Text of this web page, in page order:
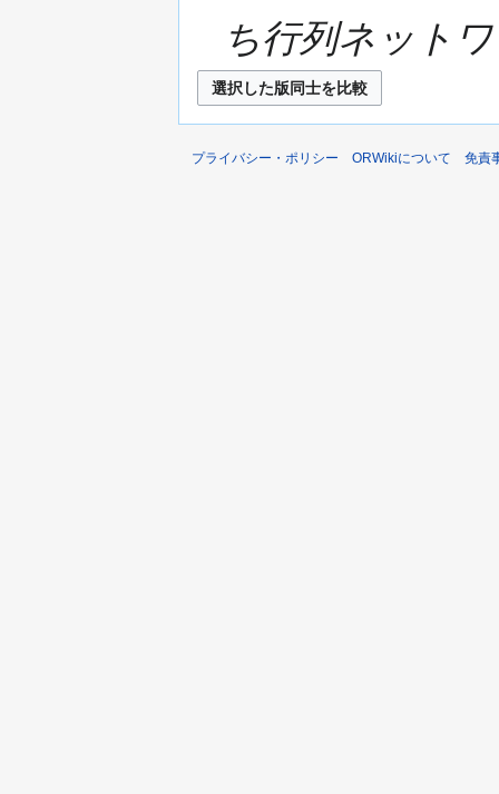
ち行列ネット
プライバシー・ポリシー ORWikiについて 免責